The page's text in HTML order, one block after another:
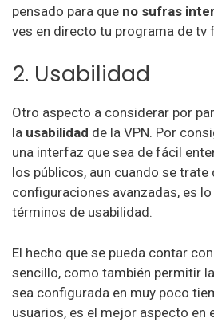
pensado para que no sufras
ves en directo tu programa de tv
2. Usabilidad
Otro aspecto a considerar por
la usabilidad de la VPN. Por
una interfaz que sea de fácil
los públicos, aun cuando se trate
configuraciones avanzadas, es
términos de usabilidad.
El hecho que se pueda contar
sencillo, como también permitir
sea configurada en muy poco
usuarios, es el mejor aspecto en